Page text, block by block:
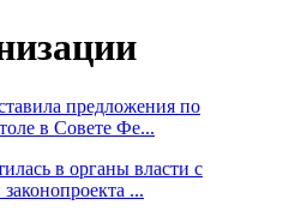
предложения по
в Совете Фе...
в органы власти с
...